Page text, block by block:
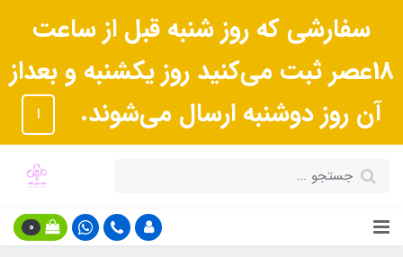
سفارشی که روز شنبه قبل از ساعت
18عصر ثبت می‌کنید روز یکشنبه و بعداز
آن روز دوشنبه ارسال می‌شوند.
ا
0